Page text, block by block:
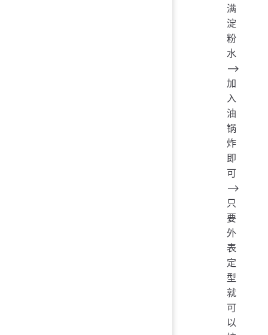
满
淀
粉
水
——>
加
入
油
锅
炸
即
可
——>
只
要
外
表
定
型
就
可
以